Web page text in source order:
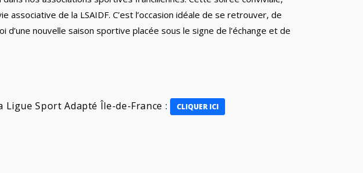
de la LSAIDF. C’est l’occasion idéale de se retrouver, de
nouvelle saison sportive placée sous le signe de l’échange et de
Sport Adapté Île-de-France : CLIQUER ICI